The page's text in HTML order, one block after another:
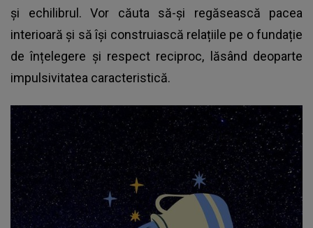
și echilibrul. Vor căuta să-și regăsească pacea
interioară și să își construiască relațiile pe o fundație
de înțelegere și respect reciproc, lăsând deoparte
impulsivitatea caracteristică.